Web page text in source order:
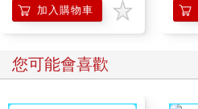
加入購物車
您可能會喜歡